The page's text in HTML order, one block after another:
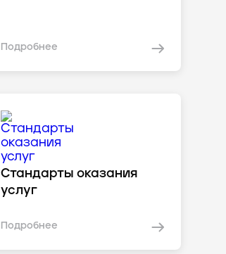
Подробнее
Стандарты оказания
услуг
Подробнее